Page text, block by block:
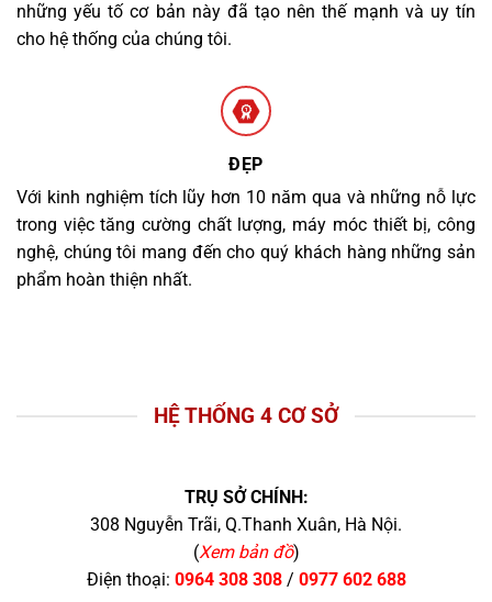
những yếu tố cơ bản này đã tạo nên thế mạnh và uy tín
cho hệ thống của chúng tôi.
ĐẸP
Với kinh nghiệm tích lũy hơn 10 năm qua và những nỗ lực
trong việc tăng cường chất lượng, máy móc thiết bị, công
nghệ, chúng tôi mang đến cho quý khách hàng những sản
phẩm hoàn thiện nhất.
HỆ THỐNG 4 CƠ SỞ
TRỤ SỞ CHÍNH:
308 Nguyễn Trãi, Q.Thanh Xuân, Hà Nội.
(Xem bản đồ)
Điện thoại: 0964 308 308/ 0977 602 688